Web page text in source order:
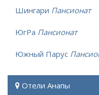
Шингари Пансионат
ЮгРа Пансионат
Южный Парус
Отели Анапы